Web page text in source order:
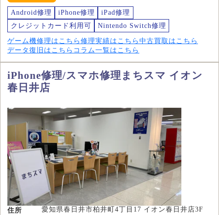
Android修理 iPhone修理
iPad修理
クレジットカード利用可
Nintendo Switch修理
ゲーム機修理はこちら 修理実績はこちら 中古買取はこちら
データ復旧はこちら コラム一覧はこちら
iPhone修理/スマホ修理まちスマ イオン
春日井店
住所
愛知県春日井市柏井町4丁目17 イオン春日井店3F